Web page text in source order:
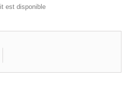
est disponible